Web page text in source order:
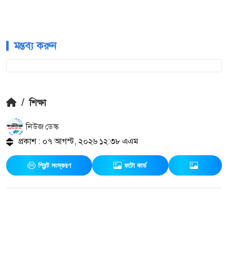
মন্তব্য করুন
/ শিক্ষা
নিউজ ডেস্ক
প্রকাশ : ০৭ আগস্ট, ২০২৬ ১২:৩৮ এএম
প্রিন্ট সংস্করণ ফটো কার্ড